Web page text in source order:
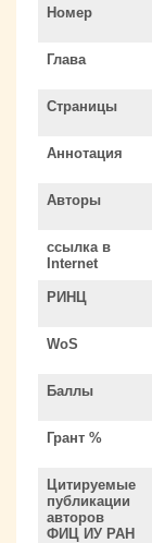
Номер
Глава
Страницы
Аннотация
Авторы
ссылка в
Internet
РИНЦ
WoS
Баллы
Грант %
Цитируемые
публикации
авторов
ФИЦ ИУ РАН